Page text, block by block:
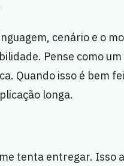
cenário e o
Pense como
Quando isso é bem
longa.
tenta entregar. Isso